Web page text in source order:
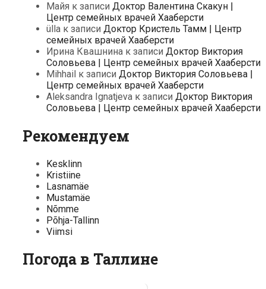
Майя к записи Доктор Валентина Скакун |
Центр семейных врачей Хааберсти
ülla к записи Доктор Кристель Тамм | Центр
семейных врачей Хааберсти
Ирина Квашнина к записи Доктор Виктория
Соловьева | Центр семейных врачей Хааберсти
Mihhail к записи Доктор Виктория Соловьева |
Центр семейных врачей Хааберсти
Aleksandra Ignatjeva к записи Доктор Виктория
Соловьева | Центр семейных врачей Хааберсти
Рекомендуем
Kesklinn
Kristiine
Lasnamäe
Mustamäe
Nõmme
Põhja-Tallinn
Viimsi
Погода в Таллине